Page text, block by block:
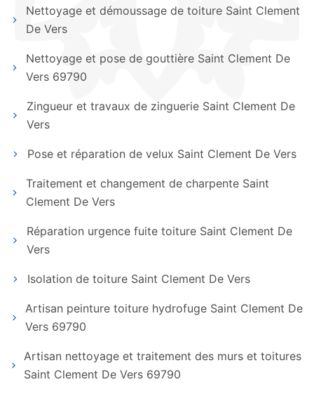
Nettoyage et démoussage de toiture Saint Clement
De Vers
Nettoyage et pose de gouttière Saint Clement De
Vers 69790
Zingueur et travaux de zinguerie Saint Clement De
Vers
Pose et réparation de velux Saint Clement De Vers
Traitement et changement de charpente Saint
Clement De Vers
Réparation urgence fuite toiture Saint Clement De
Vers
Isolation de toiture Saint Clement De Vers
Artisan peinture toiture hydrofuge Saint Clement De
Vers 69790
Artisan nettoyage et traitement des murs et toitures
Saint Clement De Vers 69790